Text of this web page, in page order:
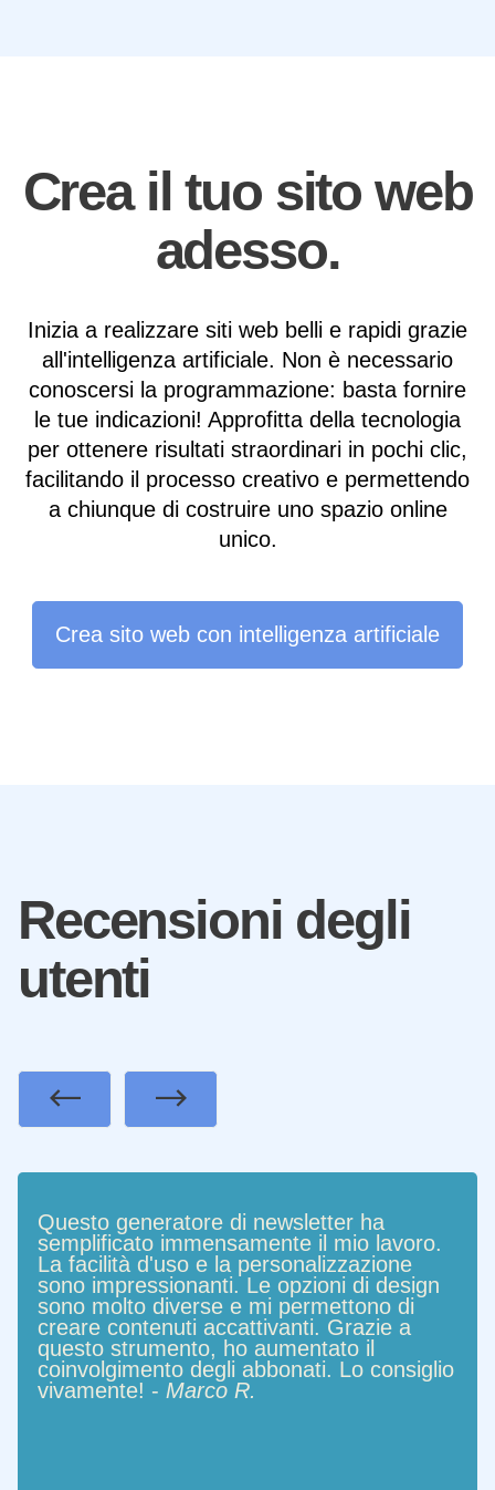
Crea il tuo sito web
adesso.
Inizia a realizzare siti web belli e rapidi grazie
all'intelligenza artificiale. Non è necessario
conoscersi la programmazione: basta fornire
le tue indicazioni! Approfitta della tecnologia
per ottenere risultati straordinari in pochi clic,
facilitando il processo creativo e permettendo
a chiunque di costruire uno spazio online
unico.
Crea sito web con intelligenza artificiale
Recensioni degli
utenti
Questo generatore di newsletter ha
semplificato immensamente il mio lavoro.
La facilità d'uso e la personalizzazione
sono impressionanti. Le opzioni di design
sono molto diverse e mi permettono di
creare contenuti accattivanti. Grazie a
questo strumento, ho aumentato il
coinvolgimento degli abbonati. Lo consiglio
vivamente! - Marco R.
PreviousNext